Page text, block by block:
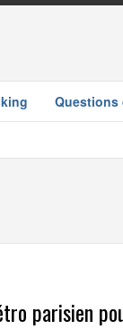
Questions
parisien